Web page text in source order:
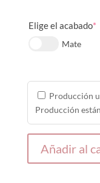
Elige el acabado*
Mate
Producción
Producción
Añadir al